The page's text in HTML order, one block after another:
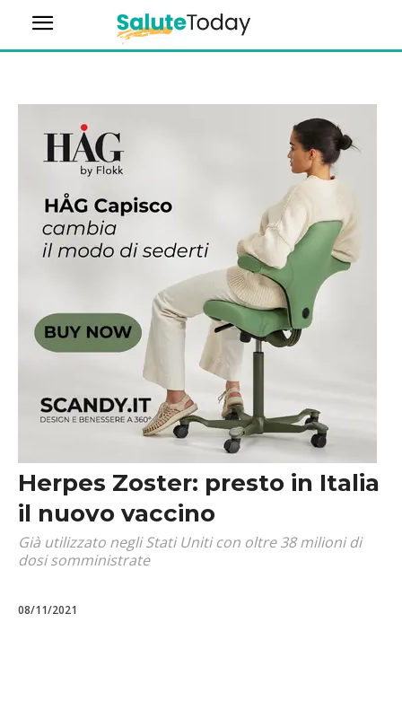
Herpes Zoster: presto in Italia
il nuovo vaccino
Già utilizzato negli Stati Uniti con oltre 38 milioni di
dosi somministrate
08/11/2021